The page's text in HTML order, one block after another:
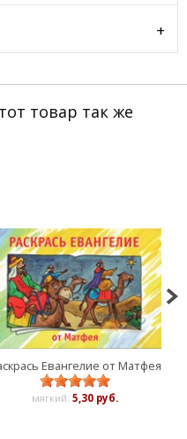
товар так же
Евангелие от Матфея
мягкий:5,30 руб.